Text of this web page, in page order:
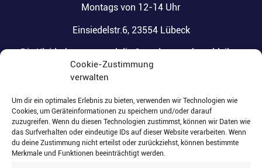
Cookie-Zustimmung
verwalten
Um dir ein optimales Erlebnis zu bieten, verwenden wir Technologien wie
Cookies, um Geräteinformationen zu speichern und/oder darauf
zuzugreifen. Wenn du diesen Technologien zustimmst, können wir Daten wie
das Surfverhalten oder eindeutige IDs auf dieser Website verarbeiten. Wenn
du deine Zustimmung nicht erteilst oder zurückziehst, können bestimmte
Merkmale und Funktionen beeinträchtigt werden.
Montags von 12-14 Uhr
Einsiedelstr.6, 23554 Lübeck
Die Kleiderkammer und die Spendenannahme bleiben
vom
&
20.07. – 25.07.2026
geschlossen